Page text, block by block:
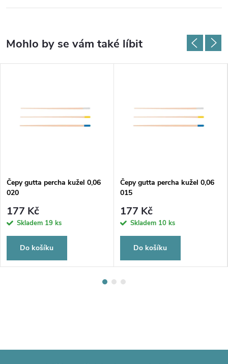
Čepy gutta percha kužel 0,06
020
177 Kč
Skladem 19 ks
Do košíku
Čepy gutta percha kužel 0,06
015
177 Kč
Skladem 10 ks
Do košíku